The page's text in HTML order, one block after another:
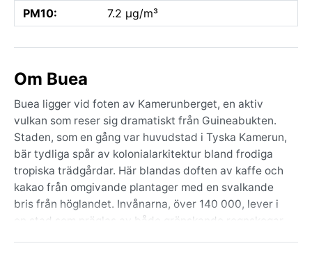
PM10:
7.2 µg/m³
Om Buea
Buea ligger vid foten av Kamerunberget, en aktiv
vulkan som reser sig dramatiskt från Guineabukten.
Staden, som en gång var huvudstad i Tyska Kamerun,
bär tydliga spår av kolonialarkitektur bland frodiga
tropiska trädgårdar. Här blandas doften av kaffe och
kakao från omgivande plantager med en svalkande
bris från höglandet. Invånarna, över 140 000, lever i
en stad som präglas av både grönskande regnskogar